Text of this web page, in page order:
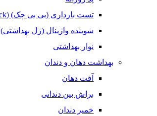
تست بارداری (بی بی چک) (baby check)
شوینده واژینال (ژل بهداشتی)
نوار بهداشتی
بهداشت دهان و دندان
آفت دهان
براش بین دندانی
خمیر دندان